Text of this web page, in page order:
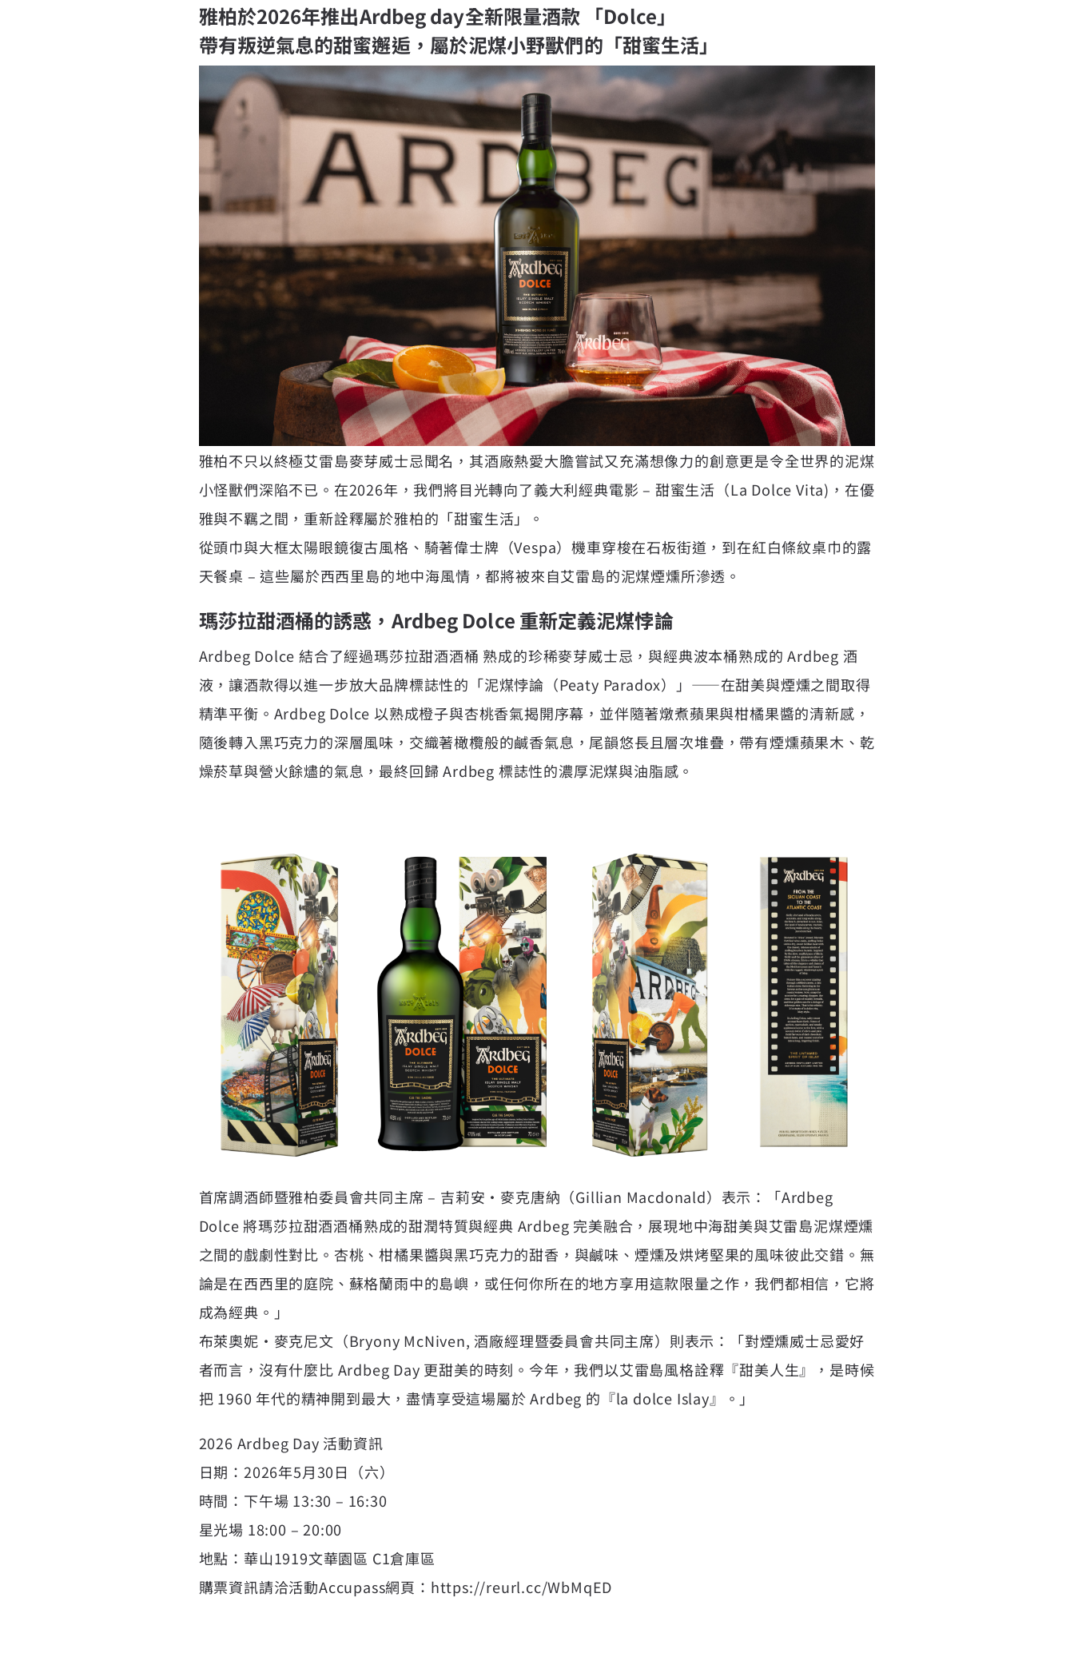
雅柏於2026年推出Ardbeg day全新限量酒款 「Dolce」
帶有叛逆氣息的甜蜜邂逅，屬於泥煤小野獸們的「甜蜜生活」
雅柏不只以終極艾雷島麥芽威士忌聞名，其酒廠熱愛大膽嘗試又充滿想像力的創意更是令全世界的泥煤
小怪獸們深陷不已。在2026年，我們將目光轉向了義大利經典電影 – 甜蜜生活（La Dolce Vita)，在優
雅與不羈之間，重新詮釋屬於雅柏的「甜蜜生活」。
從頭巾與大框太陽眼鏡復古風格、騎著偉士牌（Vespa）機車穿梭在石板街道，到在紅白條紋桌巾的露
天餐桌 – 這些屬於西西里島的地中海風情，都將被來自艾雷島的泥煤煙燻所滲透。
瑪莎拉甜酒桶的誘惑，Ardbeg Dolce 重新定義泥煤悖論
Ardbeg Dolce 結合了經過瑪莎拉甜酒酒桶 熟成的珍稀麥芽威士忌，與經典波本桶熟成的 Ardbeg 酒
液，讓酒款得以進一步放大品牌標誌性的「泥煤悖論（Peaty Paradox）」——在甜美與煙燻之間取得
精準平衡。Ardbeg Dolce 以熟成橙子與杏桃香氣揭開序幕，並伴隨著燉煮蘋果與柑橘果醬的清新感，
隨後轉入黑巧克力的深層風味，交織著橄欖般的鹹香氣息，尾韻悠長且層次堆疊，帶有煙燻蘋果木、乾
燥菸草與營火餘燼的氣息，最終回歸 Ardbeg 標誌性的濃厚泥煤與油脂感。
首席調酒師暨雅柏委員會共同主席 – 吉莉安・麥克唐納（Gillian Macdonald）表示：「Ardbeg
Dolce 將瑪莎拉甜酒酒桶熟成的甜潤特質與經典 Ardbeg 完美融合，展現地中海甜美與艾雷島泥煤煙燻
之間的戲劇性對比。杏桃、柑橘果醬與黑巧克力的甜香，與鹹味、煙燻及烘烤堅果的風味彼此交錯。無
論是在西西里的庭院、蘇格蘭雨中的島嶼，或任何你所在的地方享用這款限量之作，我們都相信，它將
成為經典。」
布萊奧妮·麥克尼文（Bryony McNiven, 酒廠經理暨委員會共同主席）則表示：「對煙燻威士忌愛好
者而言，沒有什麼比 Ardbeg Day 更甜美的時刻。今年，我們以艾雷島風格詮釋『甜美人生』，是時候
把 1960 年代的精神開到最大，盡情享受這場屬於 Ardbeg 的『la dolce Islay』。」
2026 Ardbeg Day 活動資訊
日期：2026年5月30日（六）
時間：下午場 13:30 – 16:30
星光場 18:00 – 20:00
地點：華山1919文華園區 C1倉庫區
購票資訊請洽活動Accupass網頁： https://reurl.cc/WbMqED